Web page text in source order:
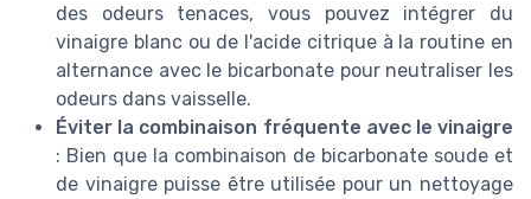
des odeurs tenaces, vous pouvez intégrer du
vinaigre blanc ou de l'acide citrique à la routine en
alternance avec le bicarbonate pour neutraliser les
odeurs dans vaisselle.
Éviter la combinaison fréquente avec le vinaigre
: Bien que la combinaison de bicarbonate soude et
de vinaigre puisse être utilisée pour un nettoyage